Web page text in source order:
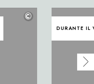
©
DURANTE IL